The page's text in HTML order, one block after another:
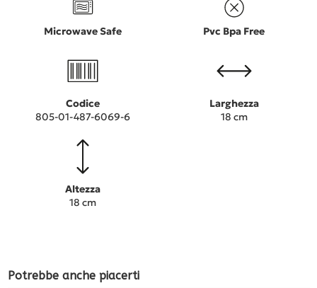
Microwave Safe Pvc Bpa Free
Codice
805-01-487-6069-6
Larghezza
18 cm
Altezza
18 cm
Potrebbe anche piacerti